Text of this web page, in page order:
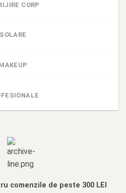
CORP
SOLARE
comenzile de peste 300 LEI